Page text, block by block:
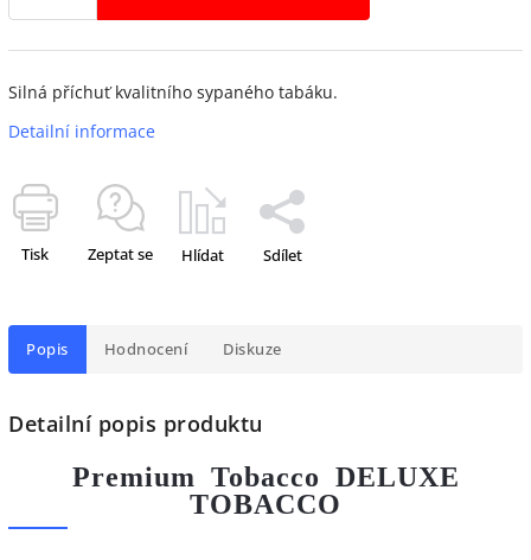
Silná příchuť kvalitního sypaného tabáku.
Detailní informace
Tisk Zeptat se Hlídat Sdílet
Popis Hodnocení Diskuze
Detailní popis produktu
Premium Tobacco DELUXE
TOBACCO